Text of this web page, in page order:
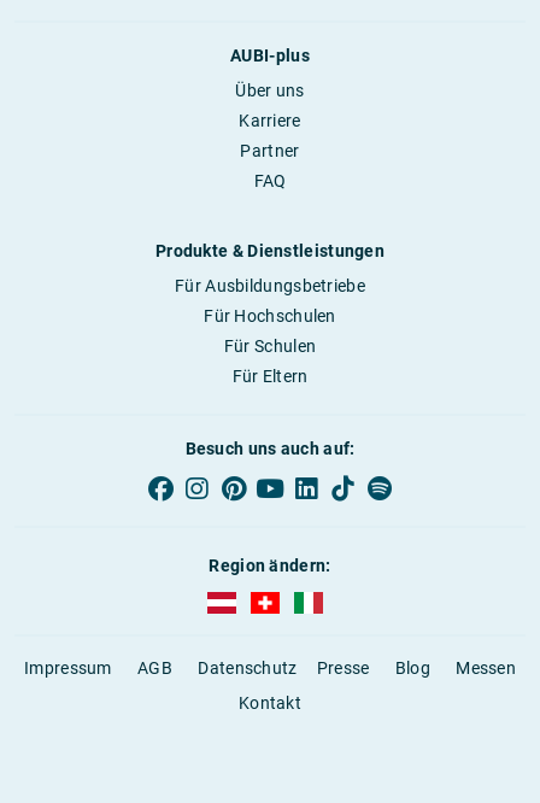
AUBI-plus
Über uns
Karriere
Partner
FAQ
Produkte & Dienstleistungen
Für Ausbildungsbetriebe
Für Hochschulen
Für Schulen
Für Eltern
Besuch uns auch auf:
Region ändern:
AUBI-plus Österreich (deutsch)
Impressum AGB Datenschutz Presse Blog
Messen
Kontakt